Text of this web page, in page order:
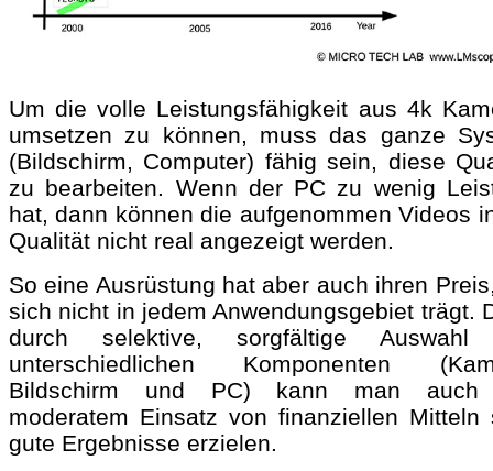
Um die volle Leistungsfähigkeit aus 4k
umsetzen zu können, muss das ganze
(Bildschirm, Computer) fähig sein, diese
zu bearbeiten. Wenn der PC zu wenig
hat, dann können die aufgenommen Videos
Qualität nicht real angezeigt werden.
So eine Ausrüstung hat aber auch ihren
sich nicht in jedem Anwendungsgebiet trägt.
durch selektive, sorgfältige Auswahl
unterschiedlichen Komponenten
Bildschirm und PC) kann man
moderatem Einsatz von finanziellen Mitteln
gute Ergebnisse erzielen.